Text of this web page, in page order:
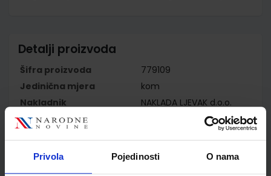
Privola Pojedinosti O nama
Detalji proizvoda
Šifra proizvoda
779109
Jedinična mjera
kom
Nakladnik
NAKLADA LJEVAK d.o.o.
Autor
Wilfried Krenn Herbert
Vrsta školske knjige
UDŽBENIK